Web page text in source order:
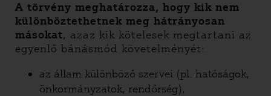
A törvény meghatározza, hogy kik nem
különböztethetnek meg hátrányosan
másokat, azaz kik kötelesek megtartani az
egyenlő bánásmód követelményét:
az állam különböző szervei (pl. hatóságok,
önkormányzatok, rendőrség),